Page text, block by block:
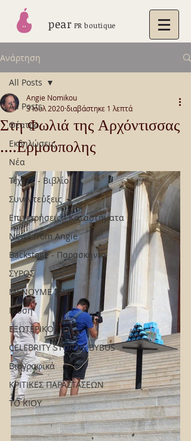
pear PR boutique
Ανάρτηση
All Posts
Θέατρο
Εκδηλώσεις
Νέα
Τέχνες - Βιβλίο
Συνεντεύξεις
Επιχειρήσεις - Καταστήματα
News from Angie
Backstage - Παρασκήνια
ΣΥΡΟΣ
ΜΕΝΟΥΜΕ ΣΠΙΤΙ
Γεύση
ΕΞΩΤΕΡΙΚΟ
CELEBRITY STORIES BYBUS
Βιογραφικά
ΚΡΙΤΙΚΕΣ ΠΑΡΑΣΤΑΣΕΩΝ
ΤΟ ΚΙΟΥ
All Posts
Στη Φωλιά της Αρχόντισσας
....Ερμούπολης
Angie Nomikou
3 Ιουλ 2020διαβάστηκε 1 λεπτά